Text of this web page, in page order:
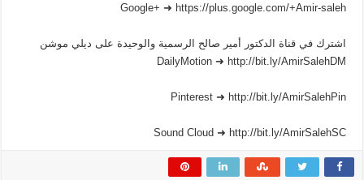
Google+ ➜ https://plus.google.com/+Amir-saleh
اشترك في قناة الدكتور أمير صالح الرسمية والوحيدة على ديلي موشن
DailyMotion ➜ http://bit.ly/AmirSalehDM
Pinterest ➜ http://bit.ly/AmirSalehPin
Sound Cloud ➜ http://bit.ly/AmirSalehSC